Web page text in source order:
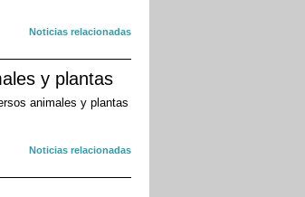
Noticias relacionadas
y plantas
animales y plantas
Noticias relacionadas